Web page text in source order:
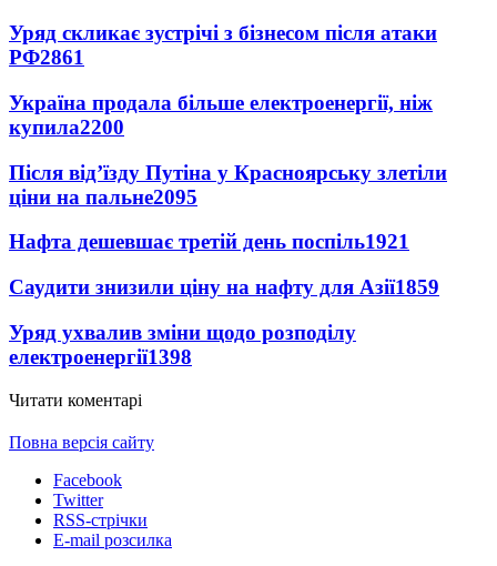
Уряд скликає зустрічі з бізнесом після атаки
РФ2861
Україна продала більше електроенергії, ніж
купила2200
Після від’їзду Путіна у Красноярську злетіли
ціни на пальне2095
Нафта дешевшає третій день поспіль1921
Саудити знизили ціну на нафту для Азії1859
Уряд ухвалив зміни щодо розподілу
електроенергії1398
Читати коментарі
Повна версія сайту
Facebook
Twitter
RSS-стрічки
E-mail розсилка